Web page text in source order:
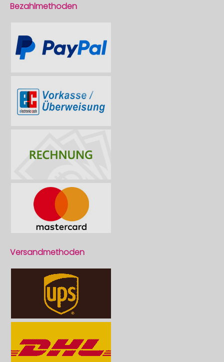
Bezahlmethoden
Versandmethoden